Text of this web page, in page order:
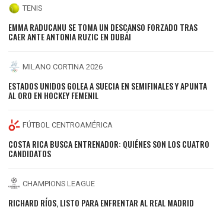
TENIS
EMMA RADUCANU SE TOMA UN DESCANSO FORZADO TRAS
CAER ANTE ANTONIA RUZIC EN DUBÁI
MILANO CORTINA 2026
ESTADOS UNIDOS GOLEA A SUECIA EN SEMIFINALES Y APUNTA
AL ORO EN HOCKEY FEMENIL
FÚTBOL CENTROAMÉRICA
COSTA RICA BUSCA ENTRENADOR: QUIÉNES SON LOS CUATRO
CANDIDATOS
CHAMPIONS LEAGUE
RICHARD RÍOS, LISTO PARA ENFRENTAR AL REAL MADRID